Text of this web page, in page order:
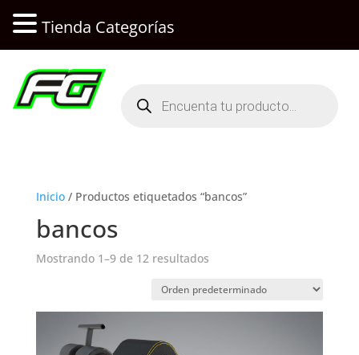
productos
Inicio/ Productos etiquetados “bancos”
bancos
Mostrando 1–9 de 12 resultados
Tienda Categorías